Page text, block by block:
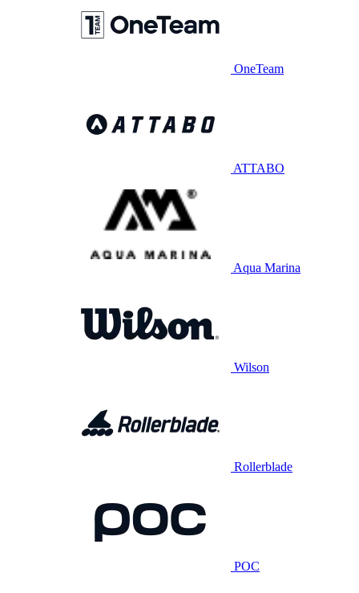
OneTeam
ATTABO
Aqua Marina
Wilson
Rollerblade
POC